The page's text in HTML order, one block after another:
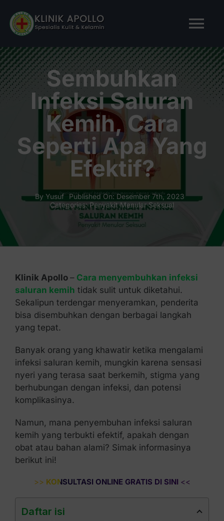
content
BERANDA
TENTANG KAMI
LAYANAN KAMI
Tanya Apollo
Kontak Kami
Sembuhkan
Infeksi Saluran
Kemih, Cara
Seperti Apa Yang
Efektif?
By Yusuf
Published On: Desember 7th, 2023
Categories:Penyakit Menular Seksual
Klinik Apollo –Cara menyembuhkan infeksi
saluran kemih tidak sulit untuk diketahui.
Sekalipun terdengar menyeramkan, penderita
bisa disembuhkan dengan berbagai langkah
yang tepat.
Banyak orang yang khawatir ketika mengalami
infeksi saluran kemih, mungkin karena sensasi
nyeri yang terasa saat berkemih, stigma yang
berhubungan dengan infeksi, dan potensi
komplikasinya.
Namun, mana penyembuhan infeksi saluran
kemih yang terbukti efektif, apakah dengan
obat atau bahan alami? Simak informasinya
berikut ini!
>> KONSULTASI ONLINE GRATIS DI SINI <<
Daftar isi